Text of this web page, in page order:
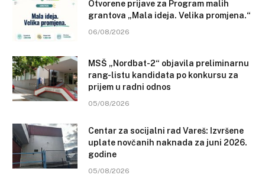
Otvorene prijave za Program malih
grantova „Mala ideja. Velika promjena.“
06/08/2026
MSŠ „Nordbat-2“ objavila preliminarnu
rang-listu kandidata po konkursu za
prijem u radni odnos
05/08/2026
Centar za socijalni rad Vareš: Izvršene
uplate novčanih naknada za juni 2026.
godine
05/08/2026